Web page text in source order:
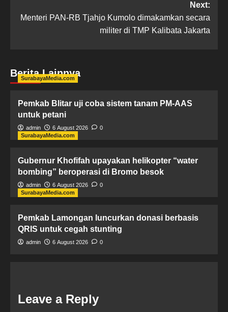
Next:
Menteri PAN-RB Tjahjo Kumolo dimakamkan secara
militer di TMP Kalibata Jakarta
Berita Lainnya
SurabayaMedia.com
Pemkab Blitar uji coba sistem tanam PM-AAS
untuk petani
admin 6 August 2026
0
SurabayaMedia.com
Gubernur Khofifah upayakan helikopter “water
bombing” beroperasi di Bromo besok
admin 6 August 2026
0
SurabayaMedia.com
Pemkab Lamongan luncurkan donasi berbasis
QRIS untuk cegah stunting
admin 6 August 2026 0
Leave a Reply